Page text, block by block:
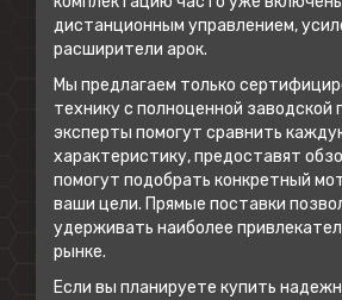
дистанционным управлением,
расширители арок.
Мы предлагаем только
технику с полноценной заводской
эксперты помогут сравнить
характеристику, предоставят
помогут подобрать конкретный
ваши цели. Прямые поставки
удерживать наиболее
рынке.
Если вы планируете купить